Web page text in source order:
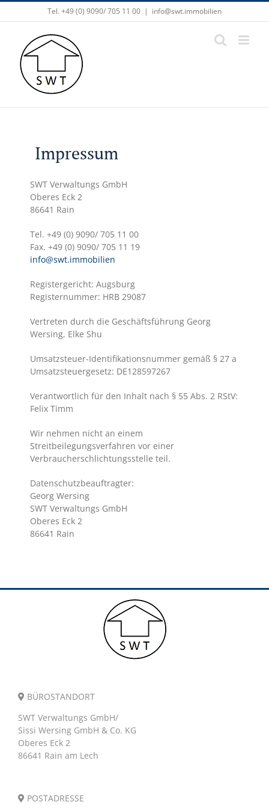
Zum
Inhalt
Tel. +49 (0) 9090/ 705 11 00 | info@swt.immobilien
SWT Verwaltungs GmbH
Oberes Eck 2
86641 Rain
Tel. +49 (0) 9090/ 705 11 00
Fax. +49 (0) 9090/ 705 11 19
info@swt.immobilien
Registergericht: Augsburg
Registernummer: HRB 29087
Vertreten durch die Geschäftsführung Georg
Wersing, Elke Shu
Umsatzsteuer-Identifikationsnummer gemäß § 27 a
Umsatzsteuergesetz: DE128597267
Verantwortlich für den Inhalt nach § 55 Abs. 2 RStV:
Felix Timm
Wir nehmen nicht an einem
Streitbeilegungsverfahren vor einer
Verbraucherschlichtungsstelle teil.
Datenschutzbeauftragter:
Georg Wersing
SWT Verwaltungs GmbH
Oberes Eck 2
86641 Rain
BÜROSTANDORT
SWT Verwaltungs GmbH/
Sissi Wersing GmbH & Co. KG
Oberes Eck 2
86641 Rain am Lech
POSTADRESSE